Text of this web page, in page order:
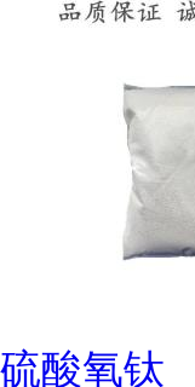
硫酸氧钛